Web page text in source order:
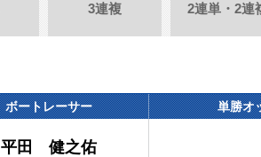
3連複 2連単・2連
ボートレーサー 単勝オ
平田 健之佑